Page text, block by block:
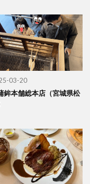
03-20
鉾本舗総本店（宮城県松